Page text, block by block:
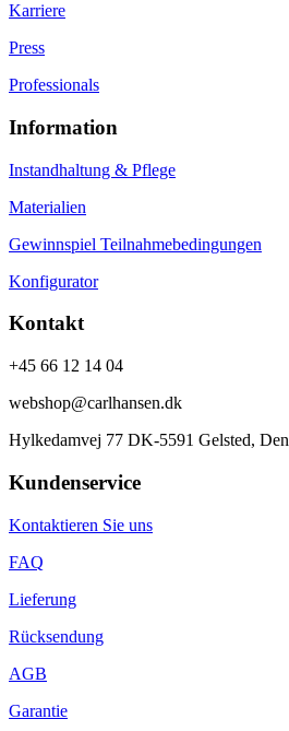
Karriere
Press
Professionals
Information
Instandhaltung & Pflege
Materialien
Gewinnspiel Teilnahmebedingungen
Konfigurator
Kontakt
+45 66 12 14 04
webshop@carlhansen.dk
Hylkedamvej 77 DK-5591 Gelsted,
Kundenservice
Kontaktieren Sie uns
FAQ
Lieferung
Rücksendung
AGB
Garantie